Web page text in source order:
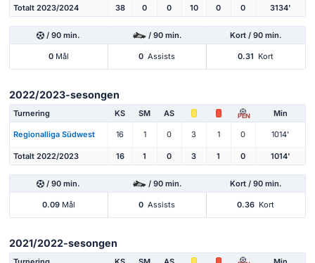
Totalt 2023/2024 38 0 0 10 0 0 3134'
/ 90 min. / 90 min. Kort / 90 min.
0Mål 0 Assists 0.31 Kort
2022/2023-sesongen
Turnering KS SM AS PEN Min
Regionalliga Südwest 16 1 0 3 1 0 1014'
Totalt 2022/2023 16 1 0 3 1 0 1014'
/ 90 min. / 90 min. Kort / 90 min.
0.09Mål 0 Assists 0.36 Kort
2021/2022-sesongen